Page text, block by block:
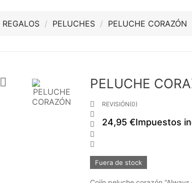
REGALOS PELUCHES PELUCHE CORAZÓN
 PELUCHE





REVISIÓN(0)
24,95 €Impuestos
Fuera de stock